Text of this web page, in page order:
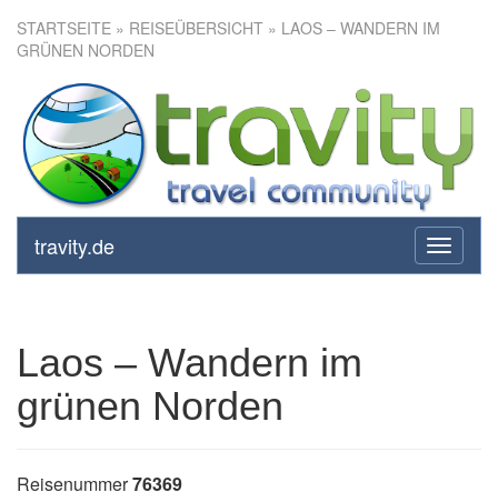
STARTSEITE » REISEÜBERSICHT » LAOS – WANDERN IM
GRÜNEN NORDEN
toggle
travity.de
Laos – Wandern im grünen
Norden
Laos – Wandern im
grünen Norden
Reisenummer76369